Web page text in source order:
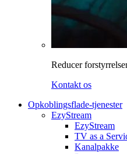
Reducer
Kontakt os
Opkoblingsflade-tjenester
EzyStream
EzyStream
TV as a
Kanalpakke